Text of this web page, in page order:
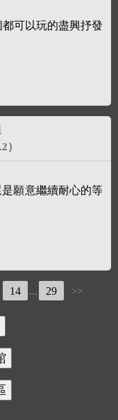
可以玩的盡興抒發
）
願意繼續耐心的等
14 ... 29 >>